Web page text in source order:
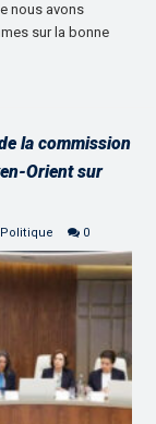
nous avons
sur la bonne
la commission
Orient sur
Politique 0